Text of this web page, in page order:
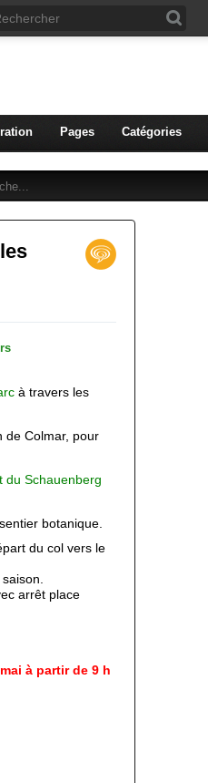
Pages Catégories
à travers les
de Colmar, pour
du Schauenberg
botanique.
du col vers le
arrêt place
à partir de 9 h